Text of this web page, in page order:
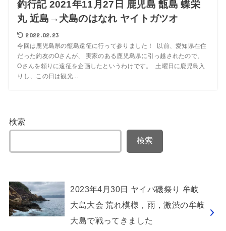
釣行記 2021年11月27日 鹿児島 甑島 蝶栄
丸 近島→犬島のはなれ ヤイトガツオ
2022.02.23
今回は鹿児島県の甑島遠征に行って参りました！ 以前、愛知県在住
だった釣友のOさんが、 実家のある鹿児島県に引っ越されたので、
Oさんを頼りに遠征を企画したというわけです。 土曜日に鹿児島入
りし、この日は観光...
検索
検索
2023年4月30日 ヤイバ磯祭り 牟岐
大島大会 荒れ模様，雨，激渋の牟岐
大島で戦ってきました